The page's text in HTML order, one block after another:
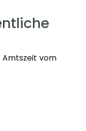
vom